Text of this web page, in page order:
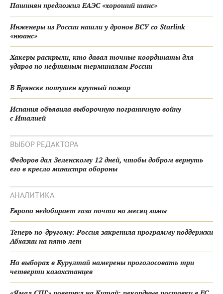
Пашинян предложил ЕАЭС «хороший шанс»
Инженеры из России нашли у дронов ВСУ со Starlink
«нюанс»
Хакеры раскрыли, кто давал точные координаты для
ударов по нефтяным терминалам России
В Брянске потушен крупный пожар
Испания объявила выборочную пограничную войну
с Италией
ВЫБОР РЕДАКТОРА
Федоров дал Зеленскому 12 дней, чтобы добром вернуть
его в кресло министра обороны
АНАЛИТИКА
Европа недобирает газа почти на месяц зимы
Теперь по-другому: Россия закрепила программу поддержки
Абхазии на пять лет
На выборах в Курултай намерены проголосовать три
четверти казахстанцев